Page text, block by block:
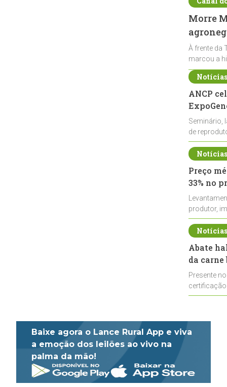
Morre
À frente da
marcou a
ANCP
Seminário,
de
durante a
Preço
33% no
produtor,
de leite cru
Abate
da
Presente
Baixe agora o Lance Rural App e viva
a emoção dos leilões ao vivo na
palma da mão!